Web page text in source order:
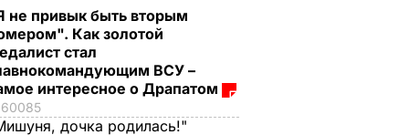
не привык быть вторым
Как золотой
стал
ВСУ –
интересное о Драпатом
60085
дочка родилась!"